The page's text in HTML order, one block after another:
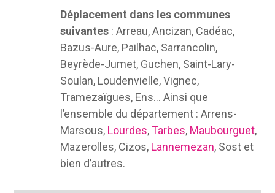
Déplacement dans les communes
suivantes: Arreau, Ancizan, Cadéac,
Bazus-Aure, Pailhac, Sarrancolin,
Beyrède-Jumet, Guchen, Saint-Lary-
Soulan, Loudenvielle, Vignec,
Tramezaïgues, Ens… Ainsi que
l’ensemble du département : Arrens-
Marsous, Lourdes,Tarbes, Maubourguet,
Mazerolles, Cizos, Lannemezan, Sost et
bien d’autres.